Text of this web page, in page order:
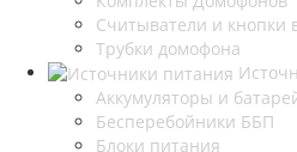
Считыватели и кнопки
Трубки домофона
Аккумуляторы и
Бесперебойники ББП
Блоки питания